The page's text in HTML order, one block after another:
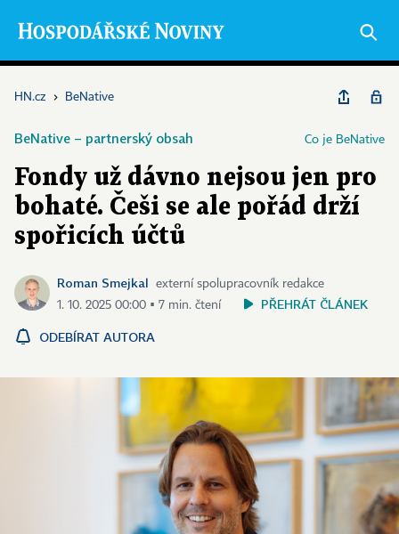
HN.cz › BeNative
BeNative – partnerský obsah Co je BeNative
Fondy už dávno nejsou jen pro
bohaté. Češi se ale pořád drží
spořicích účtů
Roman Smejkal
externí spolupracovník redakce
1. 10. 2025 00:00 ▪ 7 min. čtení
PŘEHRÁT ČLÁNEK
ODEBÍRAT AUTORA